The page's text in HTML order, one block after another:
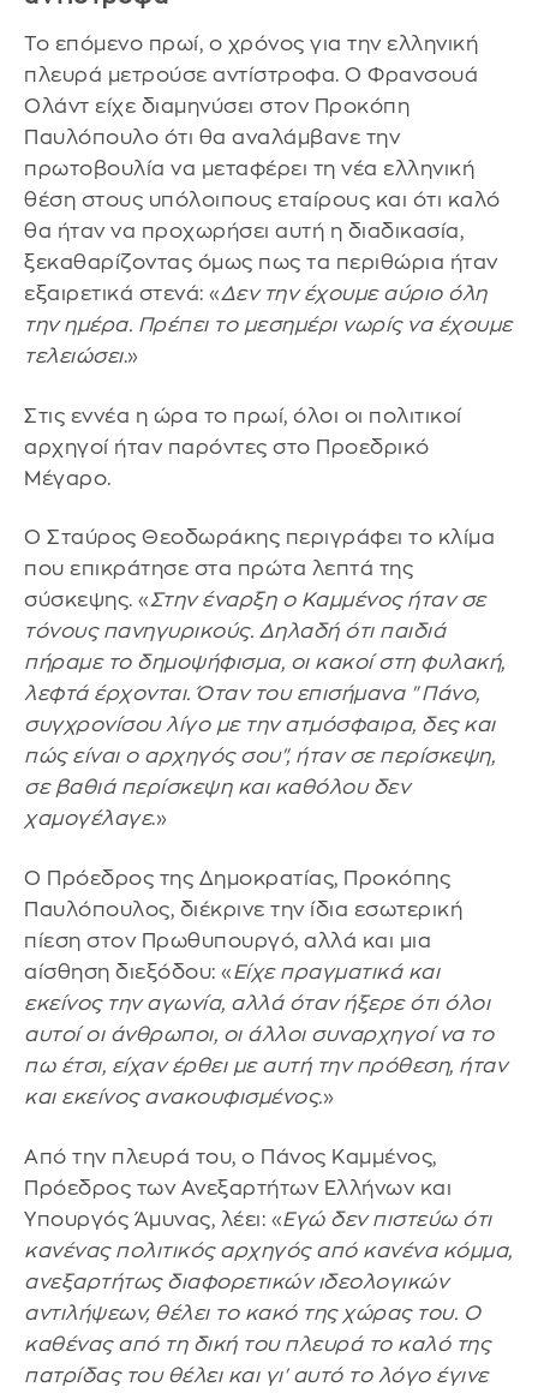
Το επόμενο πρωί, ο χρόνος για την ελληνική
πλευρά μετρούσε αντίστροφα. Ο Φρανσουά
Ολάντ είχε διαμηνύσει στον Προκόπη
Παυλόπουλο ότι θα αναλάμβανε την
πρωτοβουλία να μεταφέρει τη νέα ελληνική
θέση στους υπόλοιπους εταίρους και ότι καλό
θα ήταν να προχωρήσει αυτή η διαδικασία,
ξεκαθαρίζοντας όμως πως τα περιθώρια ήταν
εξαιρετικά στενά: «Δεν την έχουμε αύριο όλη
την ημέρα. Πρέπει το μεσημέρι νωρίς να έχουμε
τελειώσει.»
Στις εννέα η ώρα το πρωί, όλοι οι πολιτικοί
αρχηγοί ήταν παρόντες στο Προεδρικό
Μέγαρο.
Ο Σταύρος Θεοδωράκης περιγράφει το κλίμα
που επικράτησε στα πρώτα λεπτά της
σύσκεψης. «Στην έναρξη ο Καμμένος ήταν σε
τόνους πανηγυρικούς. Δηλαδή ότι παιδιά
πήραμε το δημοψήφισμα, οι κακοί στη φυλακή,
λεφτά έρχονται. Όταν του επισήμανα "Πάνο,
συγχρονίσου λίγο με την ατμόσφαιρα, δες και
πώς είναι ο αρχηγός σου", ήταν σε περίσκεψη,
σε βαθιά περίσκεψη και καθόλου δεν
χαμογέλαγε.»
Ο Πρόεδρος της Δημοκρατίας, Προκόπης
Παυλόπουλος, διέκρινε την ίδια εσωτερική
πίεση στον Πρωθυπουργό, αλλά και μια
αίσθηση διεξόδου: «Είχε πραγματικά και
εκείνος την αγωνία, αλλά όταν ήξερε ότι όλοι
αυτοί οι άνθρωποι, οι άλλοι συναρχηγοί να το
πω έτσι, είχαν έρθει με αυτή την πρόθεση, ήταν
και εκείνος ανακουφισμένος.»
Από την πλευρά του, ο Πάνος Καμμένος,
Πρόεδρος των Ανεξαρτήτων Ελλήνων και
Υπουργός Άμυνας, λέει: «Εγώ δεν πιστεύω ότι
κανένας πολιτικός αρχηγός από κανένα κόμμα,
ανεξαρτήτως διαφορετικών ιδεολογικών
αντιλήψεων, θέλει το κακό της χώρας του. Ο
καθένας από τη δική του πλευρά το καλό της
πατρίδας του θέλει και γι' αυτό το λόγο έγινε